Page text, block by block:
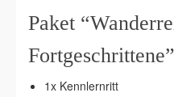
Paket
1x Kennlernritt